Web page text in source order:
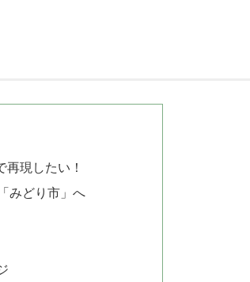
現したい！
みどり市」へ